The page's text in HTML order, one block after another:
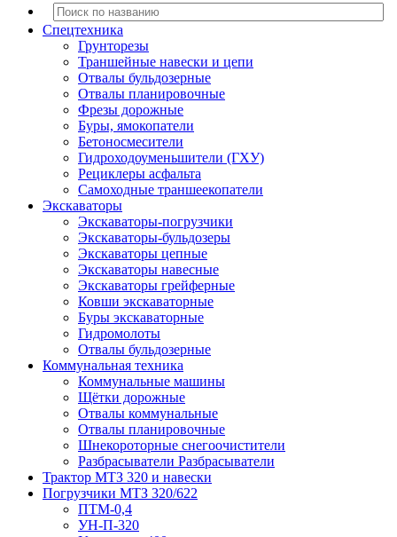
Спецтехника
Грунторезы
Траншейные навески и цепи
Отвалы бульдозерные
Отвалы планировочные
Фрезы дорожные
Буры, ямокопатели
Бетоносмесители
Гидроходоуменьшители (ГХУ)
Рециклеры асфальта
Самоходные траншеекопатели
Экскаваторы
Экскаваторы-погрузчики
Экскаваторы-бульдозеры
Экскаваторы цепные
Экскаваторы навесные
Экскаваторы грейферные
Ковши экскаваторные
Буры экскаваторные
Гидромолоты
Отвалы бульдозерные
Коммунальная техника
Коммунальные машины
Щётки дорожные
Отвалы коммунальные
Отвалы планировочные
Шнекороторные снегоочистители
Разбрасыватели Разбрасыватели
Трактор МТЗ 320 и навески
Погрузчики МТЗ 320/622
ПТМ-0,4
УН-П-320